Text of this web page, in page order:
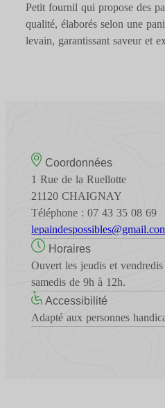
Petit fournil qui propose des
qualité, élaborés selon une
levain, garantissant saveur et
Coordonnées
1 Rue de la Ruellotte
21120 CHAIGNAY
Téléphone : 07 43 35 08 69
Horaires
Ouvert les jeudis et
samedis de 9h à 12h.
Accessibilité
Adapté aux personnes